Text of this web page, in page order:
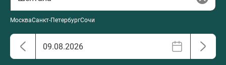
МоскваСанкт-ПетербургСочи